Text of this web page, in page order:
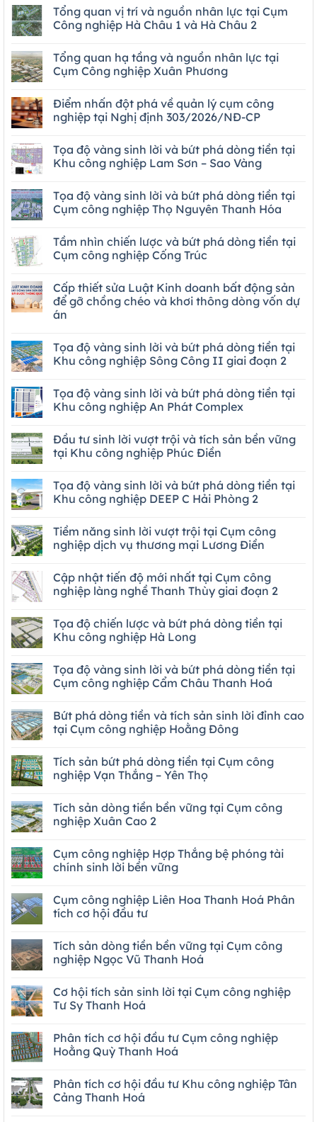
Tổng quan vị trí và nguồn nhân lực tại Cụm
Công nghiệp Hà Châu 1 và Hà Châu 2
Tổng quan hạ tầng và nguồn nhân lực tại
Cụm Công nghiệp Xuân Phương
Điểm nhấn đột phá về quản lý cụm công
nghiệp tại Nghị định 303/2026/NĐ-CP
Tọa độ vàng sinh lời và bứt phá dòng tiền tại
Khu công nghiệp Lam Sơn – Sao Vàng
Tọa độ vàng sinh lời và bứt phá dòng tiền tại
Cụm công nghiệp Thọ Nguyên Thanh Hóa
Tầm nhìn chiến lược và bứt phá dòng tiền tại
Cụm công nghiệp Cống Trúc
Cấp thiết sửa Luật Kinh doanh bất động sản
để gỡ chồng chéo và khơi thông dòng vốn dự
án
Tọa độ vàng sinh lời và bứt phá dòng tiền tại
Khu công nghiệp Sông Công II giai đoạn 2
Tọa độ vàng sinh lời và bứt phá dòng tiền tại
Khu công nghiệp An Phát Complex
Đầu tư sinh lời vượt trội và tích sản bền vững
tại Khu công nghiệp Phúc Điền
Tọa độ vàng sinh lời và bứt phá dòng tiền tại
Khu công nghiệp DEEP C Hải Phòng 2
Tiềm năng sinh lời vượt trội tại Cụm công
nghiệp dịch vụ thương mại Lương Điền
Cập nhật tiến độ mới nhất tại Cụm công
nghiệp làng nghề Thanh Thùy giai đoạn 2
Tọa độ chiến lược và bứt phá dòng tiền tại
Khu công nghiệp Hà Long
Tọa độ vàng sinh lời và bứt phá dòng tiền tại
Cụm công nghiệp Cẩm Châu Thanh Hoá
Bứt phá dòng tiền và tích sản sinh lời đỉnh cao
tại Cụm công nghiệp Hoằng Đông
Tích sản bứt phá dòng tiền tại Cụm công
nghiệp Vạn Thắng – Yên Thọ
Tích sản dòng tiền bền vững tại Cụm công
nghiệp Xuân Cao 2
Cụm công nghiệp Hợp Thắng bệ phóng tài
chính sinh lời bền vững
Cụm công nghiệp Liên Hoa Thanh Hoá Phân
tích cơ hội đầu tư
Tích sản dòng tiền bền vững tại Cụm công
nghiệp Ngọc Vũ Thanh Hoá
Cơ hội tích sản sinh lời tại Cụm công nghiệp
Tư Sy Thanh Hoá
Phân tích cơ hội đầu tư Cụm công nghiệp
Hoằng Quỳ Thanh Hoá
Phân tích cơ hội đầu tư Khu công nghiệp Tân
Cảng Thanh Hoá